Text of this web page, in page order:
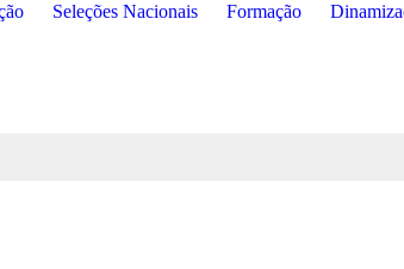
Seleções Nacionais Formação